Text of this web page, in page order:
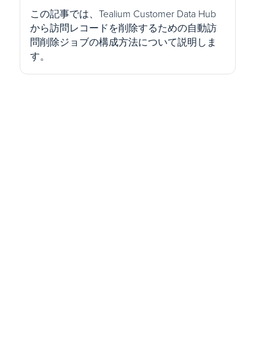
この記事では、Tealium Customer Data Hub
から訪問レコードを削除するための自動訪
問削除ジョブの構成方法について説明しま
す。